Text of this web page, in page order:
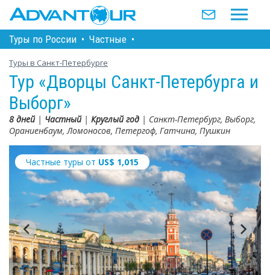
Туры по Росcии • Частные •
Туры в Санкт-Петербурге
Тур «Дворцы Санкт-Петербурга и
Выборг»
8 дней| Частный| Круглый год | Санкт-Петербург, Выборг,
Ораниенбаум, Ломоносов, Петергоф, Гатчина, Пушкин
Частные туры от US$ 1,015